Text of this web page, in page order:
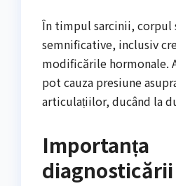
În timpul sarcinii, corpul
semnificative, inclusiv
modificările hormonale.
pot cauza presiune
articulațiilor, ducând la
Importanța